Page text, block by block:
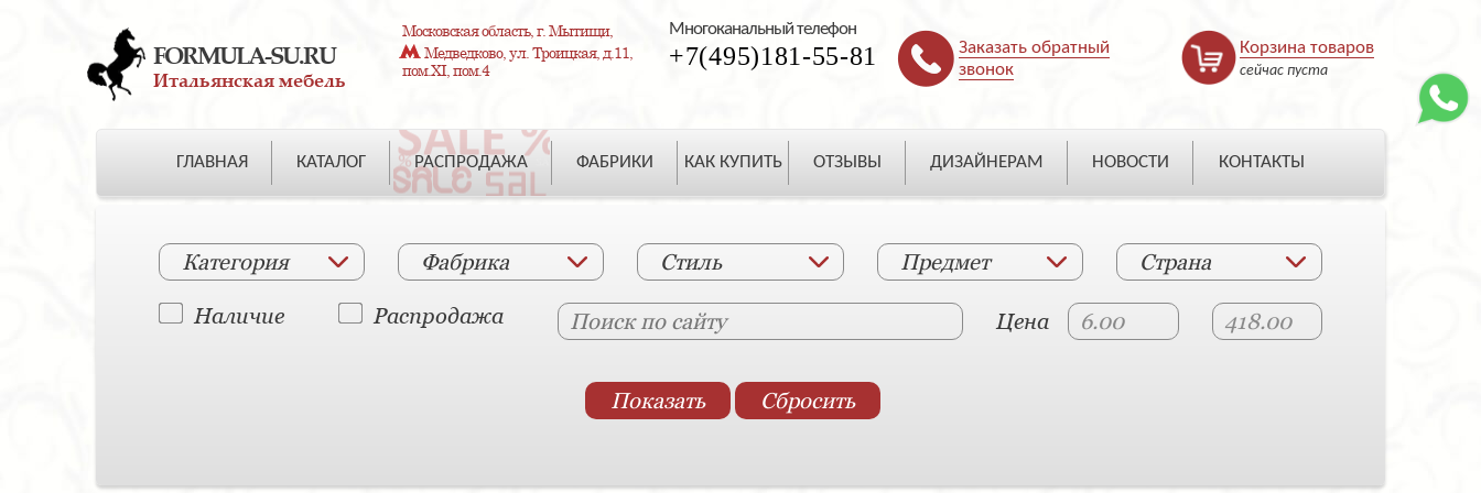
FORMULA-SU.RU
Итальянская мебель
Московская область, г. Мытищи,
Медведково, ул. Троицкая, д.11,
пом.XI, пом.4
Многоканальный телефон
+7(495)181-55-81
Заказать обратный
звонок
Корзина товаров
сейчас пуста
ГЛАВНАЯ КАТАЛОГ РАСПРОДАЖА ФАБРИКИ КАК КУПИТЬ ОТЗЫВЫ ДИЗАЙНЕРАМ НОВОСТИ КОНТАКТЫ
Категория Фабрика Стиль Предмет Страна
Наличие Распродажа Цена